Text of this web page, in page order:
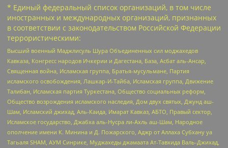
* Единый федеральный список организаций, в том числе
иностранных и международных организаций, признанных
в соответствии с законодательством Российской Федерации
террористическими:
Высший военный Маджлисуль Шура Объединенных сил моджахедов
Кавказа, Конгресс народов Ичкерии и Дагестана, База, Асбат аль-Ансар,
Священная война, Исламская группа, Братья-мусульмане, Партия
исламского освобождения, Лашкар-И-Тайба, Исламская группа, Движение
Талибан, Исламская партия Туркестана, Общество социальных реформ,
Общество возрождения исламского наследия, Дом двух святых, Джунд аш-
Шам, Исламский джихад, Аль-Каида, Имарат Кавказ, АБТО, Правый сектор,
Исламское государство, Джабха аль-Нусра ли-Ахль аш-Шам, Народное
ополчение имени К. Минина и Д. Пожарского, Аджр от Аллаха Субхану уа
Тагьаля SHAM, АУМ Синрике, Муджахеды джамаата Ат-Тавхида Валь-Джихад,